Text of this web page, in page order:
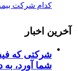
کدام شرکت
آخرین اخبار
شرکتی که
شما آورد،